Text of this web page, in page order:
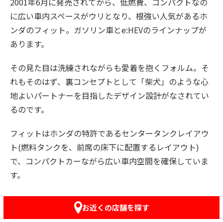
に広い車内スペースがウリとなり、根強い人気があるホ
ンダのフィット。ガソリン車とe:HEVのラインナップが
あります。
その見た目は洗練されながらも愛着を抱くフォルム。そ
れもそのはず、裏コンセプトとして「柴犬」のような心
地よいパートナーを目指したデザイン設計がなされてい
るのです。
フィットはホンダの特許であるセンタータンクレイアウ
ト(燃料タンクを、前席の床下に配置するレイアウト)
で、コンパクトカーながら広い車内空間を確保していま
す。
また、安全システムである「Honda SENSING」を標準
装備、さらにフロントピラーが極細で、運転時の右左折
お近くの店舗を探す